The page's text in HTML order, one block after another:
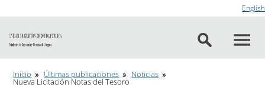
English
Inicio Últimas publicaciones Noticias
Nueva Licitación Notas del Tesoro